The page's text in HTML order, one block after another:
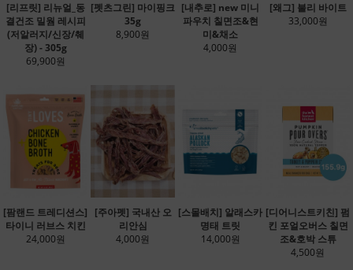
[리프릿] 리뉴얼_동
결건조 밀웜 레시피
(저알러지/신장/췌
장) - 305g
69,900원
[펫츠그린] 마이핑크
35g
8,900원
[내추로] new 미니
파우치 칠면조&현
미&채소
4,000원
[왜그] 불리 바이트
33,000원
[팜랜드 트레디션스]
타이니 러브스 치킨
24,000원
[주아펫] 국내산 오
리안심
4,000원
[스몰배치] 알래스카
명태 트릿
14,000원
[디어니스트키친] 펌
킨 포얼오버스 칠면
조&호박 스튜
4,500원